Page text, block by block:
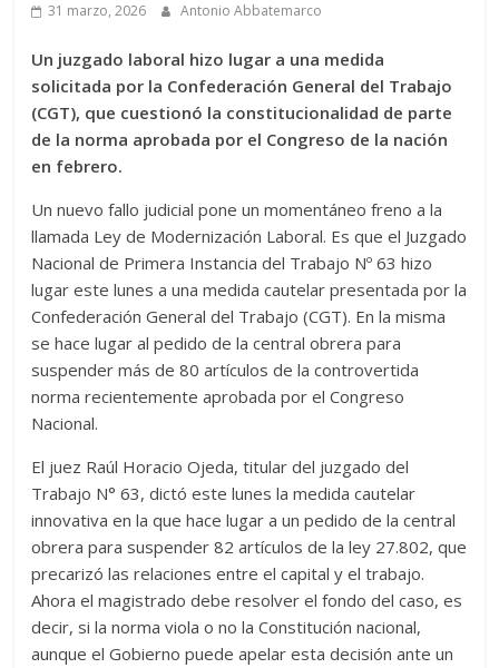
31 marzo, 2026 Antonio Abbatemarco
Un juzgado laboral hizo lugar a una medida
solicitada por la Confederación General del Trabajo
(CGT), que cuestionó la constitucionalidad de parte
de la norma aprobada por el Congreso de la nación
en febrero.
Un nuevo fallo judicial pone un momentáneo freno a la
llamada Ley de Modernización Laboral. Es que el Juzgado
Nacional de Primera Instancia del Trabajo Nº 63 hizo
lugar este lunes a una medida cautelar presentada por la
Confederación General del Trabajo (CGT). En la misma
se hace lugar al pedido de la central obrera para
suspender más de 80 artículos de la controvertida
norma recientemente aprobada por el Congreso
Nacional.
El juez Raúl Horacio Ojeda, titular del juzgado del
Trabajo N° 63, dictó este lunes la medida cautelar
innovativa en la que hace lugar a un pedido de la central
obrera para suspender 82 artículos de la ley 27.802, que
precarizó las relaciones entre el capital y el trabajo.
Ahora el magistrado debe resolver el fondo del caso, es
decir, si la norma viola o no la Constitución nacional,
aunque el Gobierno puede apelar esta decisión ante un